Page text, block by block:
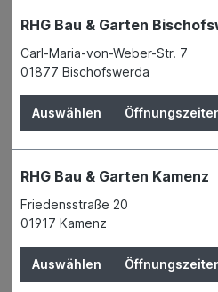
40Ro
Der Preis wird erst nach Wahl
Details
RHG Bau & Garten
Carl-Maria-von-Weber-Str. 7
01877 Bischofswerda
Auswählen
RHG Bau & Garten Kamenz
Friedensstraße 20
01917 Kamenz
Auswählen